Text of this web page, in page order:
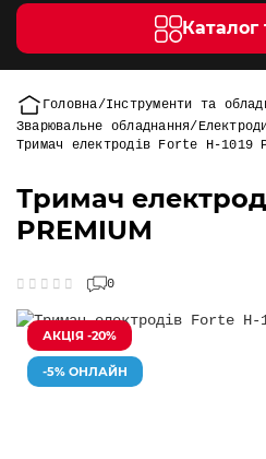
Каталог
Головна Інструменти та
Зварювальне обладнання
Тримач електродів Forte H-1019
Тримач
PREMIUM
0
АКЦІЯ -20%
-5% ОНЛАЙН